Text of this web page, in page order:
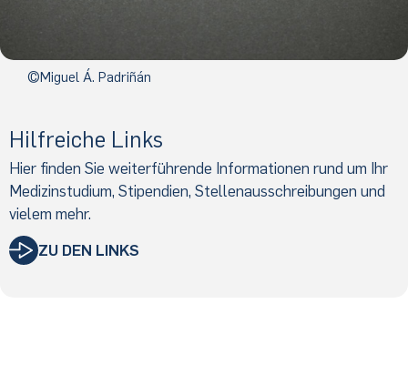
©Miguel Á. Padriñán
Hilfreiche Links
Hier finden Sie weiterführende Informationen rund um Ihr
Medizinstudium, Stipendien, Stellenausschreibungen und
vielem mehr.
ZU DEN LINKS